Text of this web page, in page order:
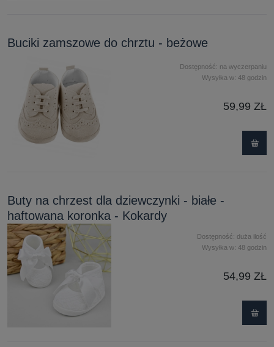
Buciki zamszowe do chrztu - beżowe
Dostępność: na wyczerpaniu
Wysyłka w: 48 godzin
59,99 ZŁ
Buty na chrzest dla dziewczynki - białe -
haftowana koronka - Kokardy
Dostępność: duża ilość
Wysyłka w: 48 godzin
54,99 ZŁ